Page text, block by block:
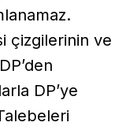
çizgilerinin ve
DP’ye